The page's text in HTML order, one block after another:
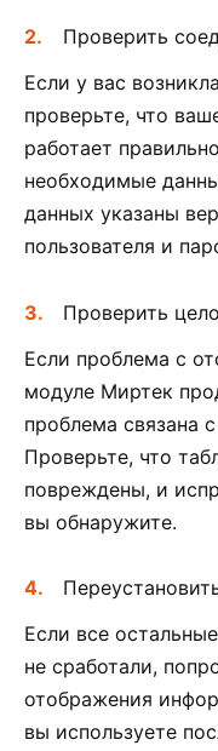
Проверить
Если у вас
проверьте, что
работает
необходимые
данных указаны
пользователя и
Проверить
Если проблема с
модуле Миртек
проблема связана
Проверьте, что
повреждены, и
вы обнаружите.
Если все
не сработали,
отображения
вы используете